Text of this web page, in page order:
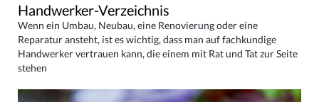
Handwerker-Verzeichnis
Wenn ein Umbau, Neubau, eine Renovierung oder eine
Reparatur ansteht, ist es wichtig, dass man auf fachkundige
Handwerker vertrauen kann, die einem mit Rat und Tat zur Seite
stehen